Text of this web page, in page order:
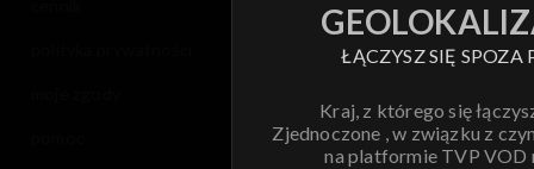
ŁĄCZYSZ SIĘ SPOZA
Kraj, z którego się
Zjednoczone , w związku z
na platformie TVP VOD